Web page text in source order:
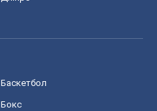
Баскетбол
Бокс